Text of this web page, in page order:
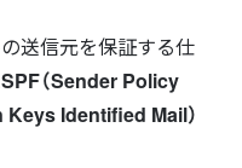
送信元を保証する仕
SPF（Sender Policy
Keys Identified Mail）